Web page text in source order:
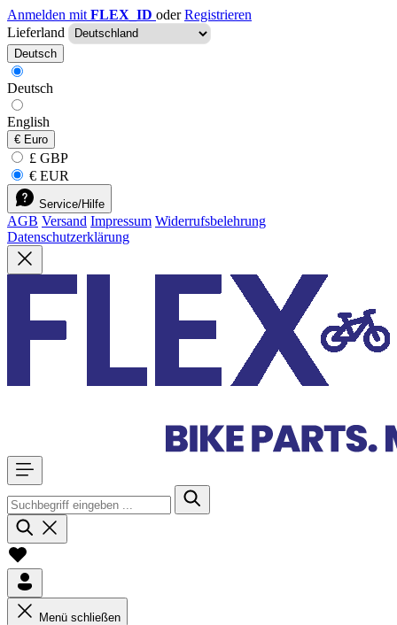
Anmelden mit FLEX_ID oder Registrieren
Lieferland
Deutsch
Deutsch
English
€ Euro
£ GBP
€ EUR
Service/Hilfe
AGB Versand Impressum Widerrufsbelehrung
Datenschutzerklärung
Menü schließen